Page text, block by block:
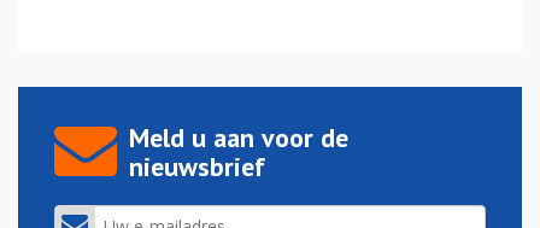
Meld u aan voor de
nieuwsbrief